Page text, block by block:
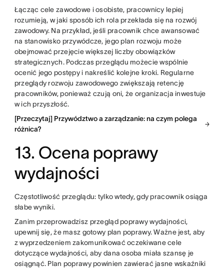
Łącząc cele zawodowe i osobiste, pracownicy lepiej
rozumieją, w jaki sposób ich rola przekłada się na rozwój
zawodowy. Na przykład, jeśli pracownik chce awansować
na stanowisko przywódcze, jego plan rozwoju może
obejmować przejęcie większej liczby obowiązków
strategicznych. Podczas przeglądu możecie wspólnie
ocenić jego postępy i nakreślić kolejne kroki. Regularne
przeglądy rozwoju zawodowego zwiększają retencję
pracowników, ponieważ czują oni, że organizacja inwestuje
w ich przyszłość.
[Przeczytaj] Przywództwo a zarządzanie: na czym polega
różnica?
13. Ocena poprawy
wydajności
Częstotliwość przeglądu: tylko wtedy, gdy pracownik osiąga
słabe wyniki.
Zanim przeprowadzisz przegląd poprawy wydajności,
upewnij się, że masz gotowy plan poprawy. Ważne jest, aby
z wyprzedzeniem zakomunikować oczekiwane cele
dotyczące wydajności, aby dana osoba miała szansę je
osiągnąć. Plan poprawy powinien zawierać jasne wskaźniki